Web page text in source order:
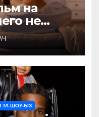
на
не
ТА ШОУ-БІЗ